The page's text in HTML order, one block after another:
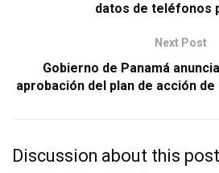
datos de teléfonos
Next Post
Gobierno de Panamá
aprobación del plan de acción de
Discussion about this post